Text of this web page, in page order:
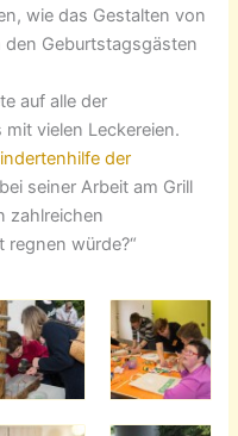
wie das Gestalten von
Geburtstagsgästen
auf alle der
vielen Leckereien.
der
seiner Arbeit am Grill
zahlreichen
würde?“